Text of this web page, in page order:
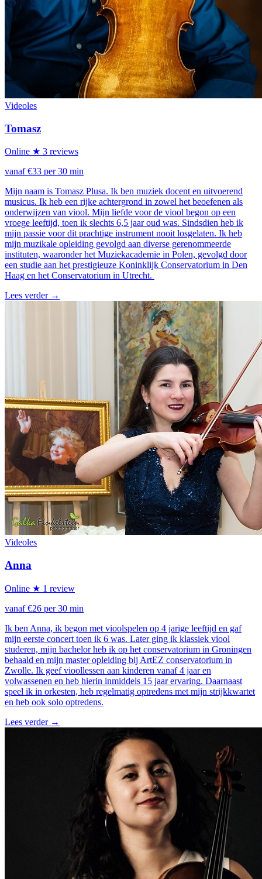
Videoles
Tomasz
Online ★ 3 reviews
vanaf €33 per 30 min
Mijn naam is Tomasz Plusa. Ik ben muziek docent en uitvoerend
musicus. Ik heb een rijke achtergrond in zowel het beoefenen als
onderwijzen van viool. Mijn liefde voor de viool begon op een
vroege leeftijd, toen ik slechts 6,5 jaar oud was. Sindsdien heb ik
mijn passie voor dit prachtige instrument nooit losgelaten. Ik heb
mijn muzikale opleiding gevolgd aan diverse gerenommeerde
instituten, waaronder het Muziekacademie in Polen, gevolgd door
een studie aan het prestigieuze Koninklijk Conservatorium in Den
Haag en het Conservatorium in Utrecht.
Lees verder →
Videoles
Anna
Online ★ 1 review
vanaf €26 per 30 min
Ik ben Anna, ik begon met vioolspelen op 4 jarige leeftijd en gaf
mijn eerste concert toen ik 6 was. Later ging ik klassiek viool
studeren, mijn bachelor heb ik op het conservatorium in Groningen
behaald en mijn master opleiding bij ArtEZ conservatorium in
Zwolle. Ik geef vioollessen aan kinderen vanaf 4 jaar en
volwassenen en heb hierin inmiddels 15 jaar ervaring. Daarnaast
speel ik in orkesten, heb regelmatig optredens met mijn strijkkwartet
en heb ook solo optredens.
Lees verder →